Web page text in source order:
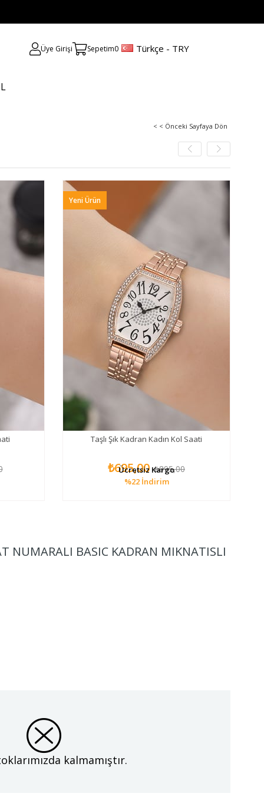
Üye Girişi Sepetim0 Türkçe - TRY
< < Önceki Sayfaya Dön
Taşlı Şık Kadran Kadın Kol Saati
₺695,00 ₺895,00
%22 İndirim
Ücretsiz Kargo
Yeni Ürün
NUMARALI BASIC KADRAN MIKNATISLI
kalmamıştır.